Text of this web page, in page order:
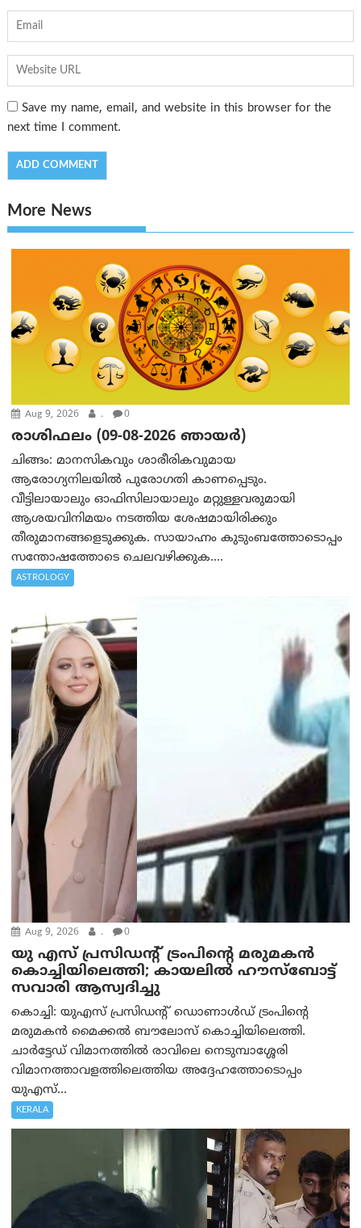
Save my name, email, and website in this browser for the
next time I comment.
More News
Aug 9, 2026 . 0
രാശിഫലം (09-08-2026 ഞായര്‍)
ചിങ്ങം: മാനസികവും ശാരീരികവുമായ
ആരോഗ്യനിലയിൽ പുരോഗതി കാണപ്പെടും.
വീട്ടിലായാലും ഓഫിസിലായാലും മറ്റുള്ളവരുമായി
ആശയവിനിമയം നടത്തിയ ശേഷമായിരിക്കും
തീരുമാനങ്ങളെടുക്കുക. സായാഹ്നം കുടുംബത്തോടൊപ്പം
സന്തോഷത്തോടെ ചെലവഴിക്കുക....
ASTROLOGY
Aug 9, 2026 . 0
യു എസ് പ്രസിഡന്റ് ട്രംപിന്റെ മരുമകൻ
കൊച്ചിയിലെത്തി; കായലിൽ ഹൗസ്ബോട്ട്
സവാരി ആസ്വദിച്ചു
കൊച്ചി: യുഎസ് പ്രസിഡന്റ് ഡൊണാൾഡ് ട്രംപിന്റെ
മരുമകൻ മൈക്കൽ ബൗലോസ് കൊച്ചിയിലെത്തി.
ചാർട്ടേഡ് വിമാനത്തിൽ രാവിലെ നെടുമ്പാശ്ശേരി
വിമാനത്താവളത്തിലെത്തിയ അദ്ദേഹത്തോടൊപ്പം
യുഎസ്...
KERALA